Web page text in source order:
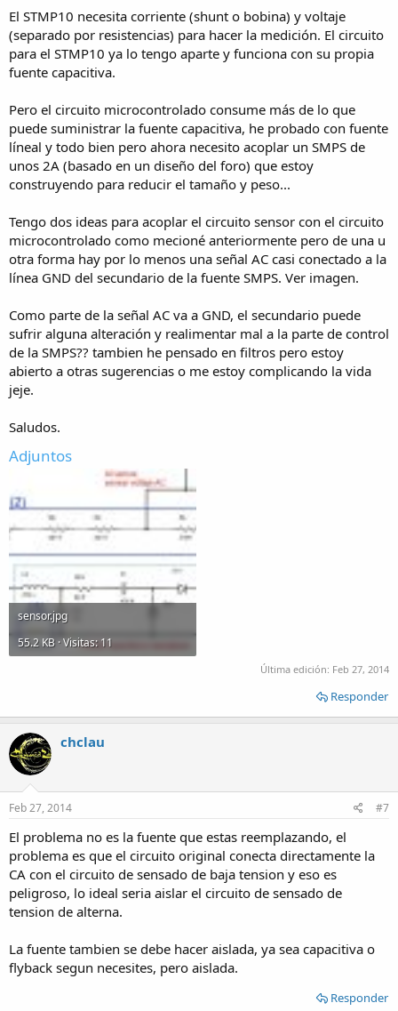
El STMP10 necesita corriente (shunt o bobina) y voltaje
(separado por resistencias) para hacer la medición. El circuito
para el STMP10 ya lo tengo aparte y funciona con su propia
fuente capacitiva.
Pero el circuito microcontrolado consume más de lo que
puede suministrar la fuente capacitiva, he probado con fuente
líneal y todo bien pero ahora necesito acoplar un SMPS de
unos 2A (basado en un diseño del foro) que estoy
construyendo para reducir el tamaño y peso...
Tengo dos ideas para acoplar el circuito sensor con el circuito
microcontrolado como mecioné anteriormente pero de una u
otra forma hay por lo menos una señal AC casi conectado a la
línea GND del secundario de la fuente SMPS. Ver imagen.
Como parte de la señal AC va a GND, el secundario puede
sufrir alguna alteración y realimentar mal a la parte de control
de la SMPS?? tambien he pensado en filtros pero estoy
abierto a otras sugerencias o me estoy complicando la vida
jeje.
Saludos.
Adjuntos
sensor.jpg
55.2 KB · Visitas: 11
Última edición: Feb 27, 2014
Responder
chclau
Feb 27, 2014 #7
El problema no es la fuente que estas reemplazando, el
problema es que el circuito original conecta directamente la
CA con el circuito de sensado de baja tension y eso es
peligroso, lo ideal seria aislar el circuito de sensado de
tension de alterna.
La fuente tambien se debe hacer aislada, ya sea capacitiva o
flyback segun necesites, pero aislada.
Responder